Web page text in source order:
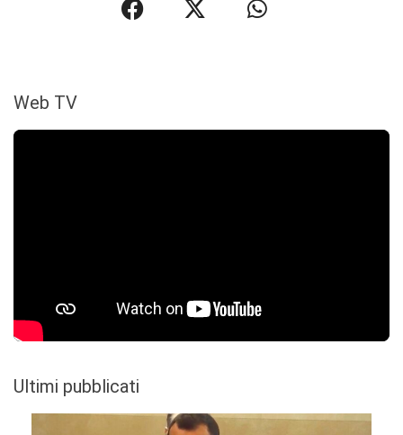
Web TV
Ultimi pubblicati